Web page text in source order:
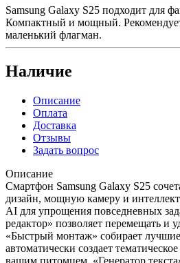
Samsung Galaxy S25 подходит для
Компактный и мощный.
маленький флагман.
Наличие
Описание
Оплата
Доставка
Отзывы
Задать вопрос
Описание
Смартфон Samsung Galaxy S25
дизайн, мощную камеру и
AI для упрощения повседневных
редактор» позволяет перемещать и
«Быстрый монтаж» собирает
автоматически создает
вашим питомцем. «Генератор